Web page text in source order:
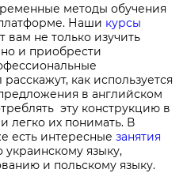
методы обучения
Наши курсы
вам не только изучить
и приобрести
как используется
в английском
эту конструкцию в
легко их понимать. В
есть интересные занятия
украинскому языку,
и польскому языку.